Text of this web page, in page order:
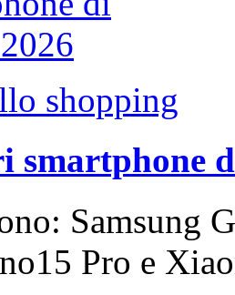
shopping
smartphone
Samsung
Pro e